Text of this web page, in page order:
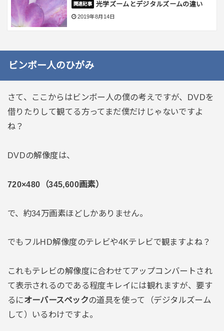
光学ズームとデジタルズームの違い
2019年8月14日
ビンボー人のひがみ
さて、ここからはビンボー人の僕の考えですが、DVDを
借りたりして観てる方ってまだ僕だけじゃないですよ
ね？
DVDの解像度は、
720×480（345,600画素）
で、約34万画素ほどしかありません。
でもフルHD解像度のテレビや4Kテレビで観ますよね？
これもテレビの解像度に合わせてアップコンバートされ
て表示されるのである程度キレイには観れますが、要す
るにオーバースペックの道具を使って（デジタルズーム
して）いるわけですよ。